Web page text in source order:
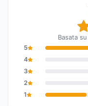
Basata
5
4
3
2
1